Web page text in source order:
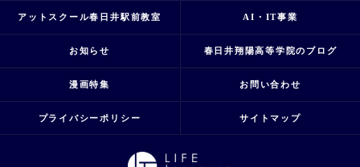
アットスクール春日井駅前教室 AI・IT事業
お知らせ 春日井翔陽高等学院のブログ
漫画特集 お問い合わせ
プライバシーポリシー サイトマップ